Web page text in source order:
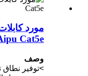
مورد
Cat5e
وصف